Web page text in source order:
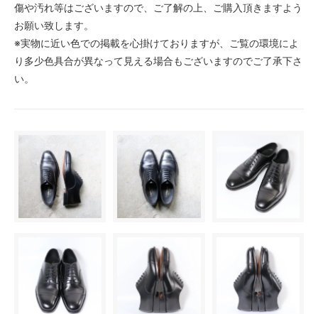
傷や汚れ等はございますので、ご了解の上、ご購入頂きますよう
お願い致します。
※実物に近い色での掲載を心掛けておりますが、ご覧の環境によ
り多少色具合が異なって見える場合もございますのでご了承下さ
い。